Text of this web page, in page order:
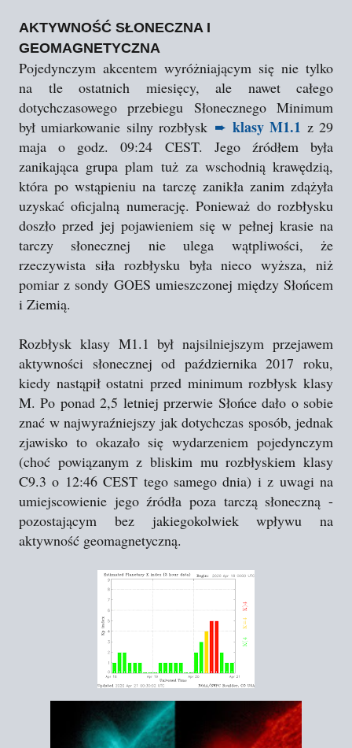
AKTYWNOŚĆ SŁONECZNA I
GEOMAGNETYCZNA
Pojedynczym akcentem wyróżniającym się nie tylko
na tle ostatnich miesięcy, ale nawet całego
dotychczasowego przebiegu Słonecznego Minimum
był umiarkowanie silny rozbłysk ➨ klasy M1.1 z 29
maja o godz. 09:24 CEST. Jego źródłem była
zanikająca grupa plam tuż za wschodnią krawędzią,
która po wstąpieniu na tarczę zanikła zanim zdążyła
uzyskać oficjalną numerację. Ponieważ do rozbłysku
doszło przed jej pojawieniem się w pełnej krasie na
tarczy słonecznej nie ulega wątpliwości, że
rzeczywista siła rozbłysku była nieco wyższa, niż
pomiar z sondy GOES umieszczonej między Słońcem
i Ziemią.
Rozbłysk klasy M1.1 był najsilniejszym przejawem
aktywności słonecznej od października 2017 roku,
kiedy nastąpił ostatni przed minimum rozbłysk klasy
M. Po ponad 2,5 letniej przerwie Słońce dało o sobie
znać w najwyraźniejszy jak dotychczas sposób, jednak
zjawisko to okazało się wydarzeniem pojedynczym
(choć powiązanym z bliskim mu rozbłyskiem klasy
C9.3 o 12:46 CEST tego samego dnia) i z uwagi na
umiejscowienie jego źródła poza tarczą słoneczną -
pozostającym bez jakiegokolwiek wpływu na
aktywność geomagnetyczną.